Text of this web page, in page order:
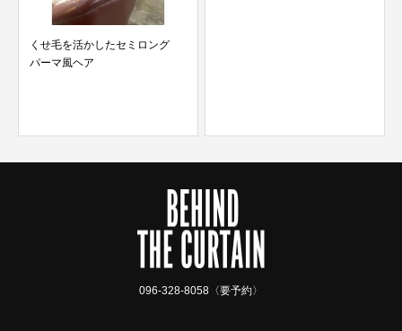
くせ毛を活かしたセミロング
パーマ風ヘア
096-328-8058〈要予約〉